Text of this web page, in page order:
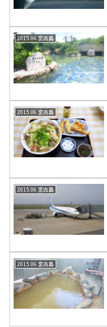
2015.06 宮古島
2015.06 宮古島
2015.06 宮古島
2015.06 宮古島